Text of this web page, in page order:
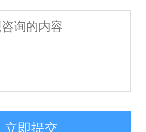
立即提交